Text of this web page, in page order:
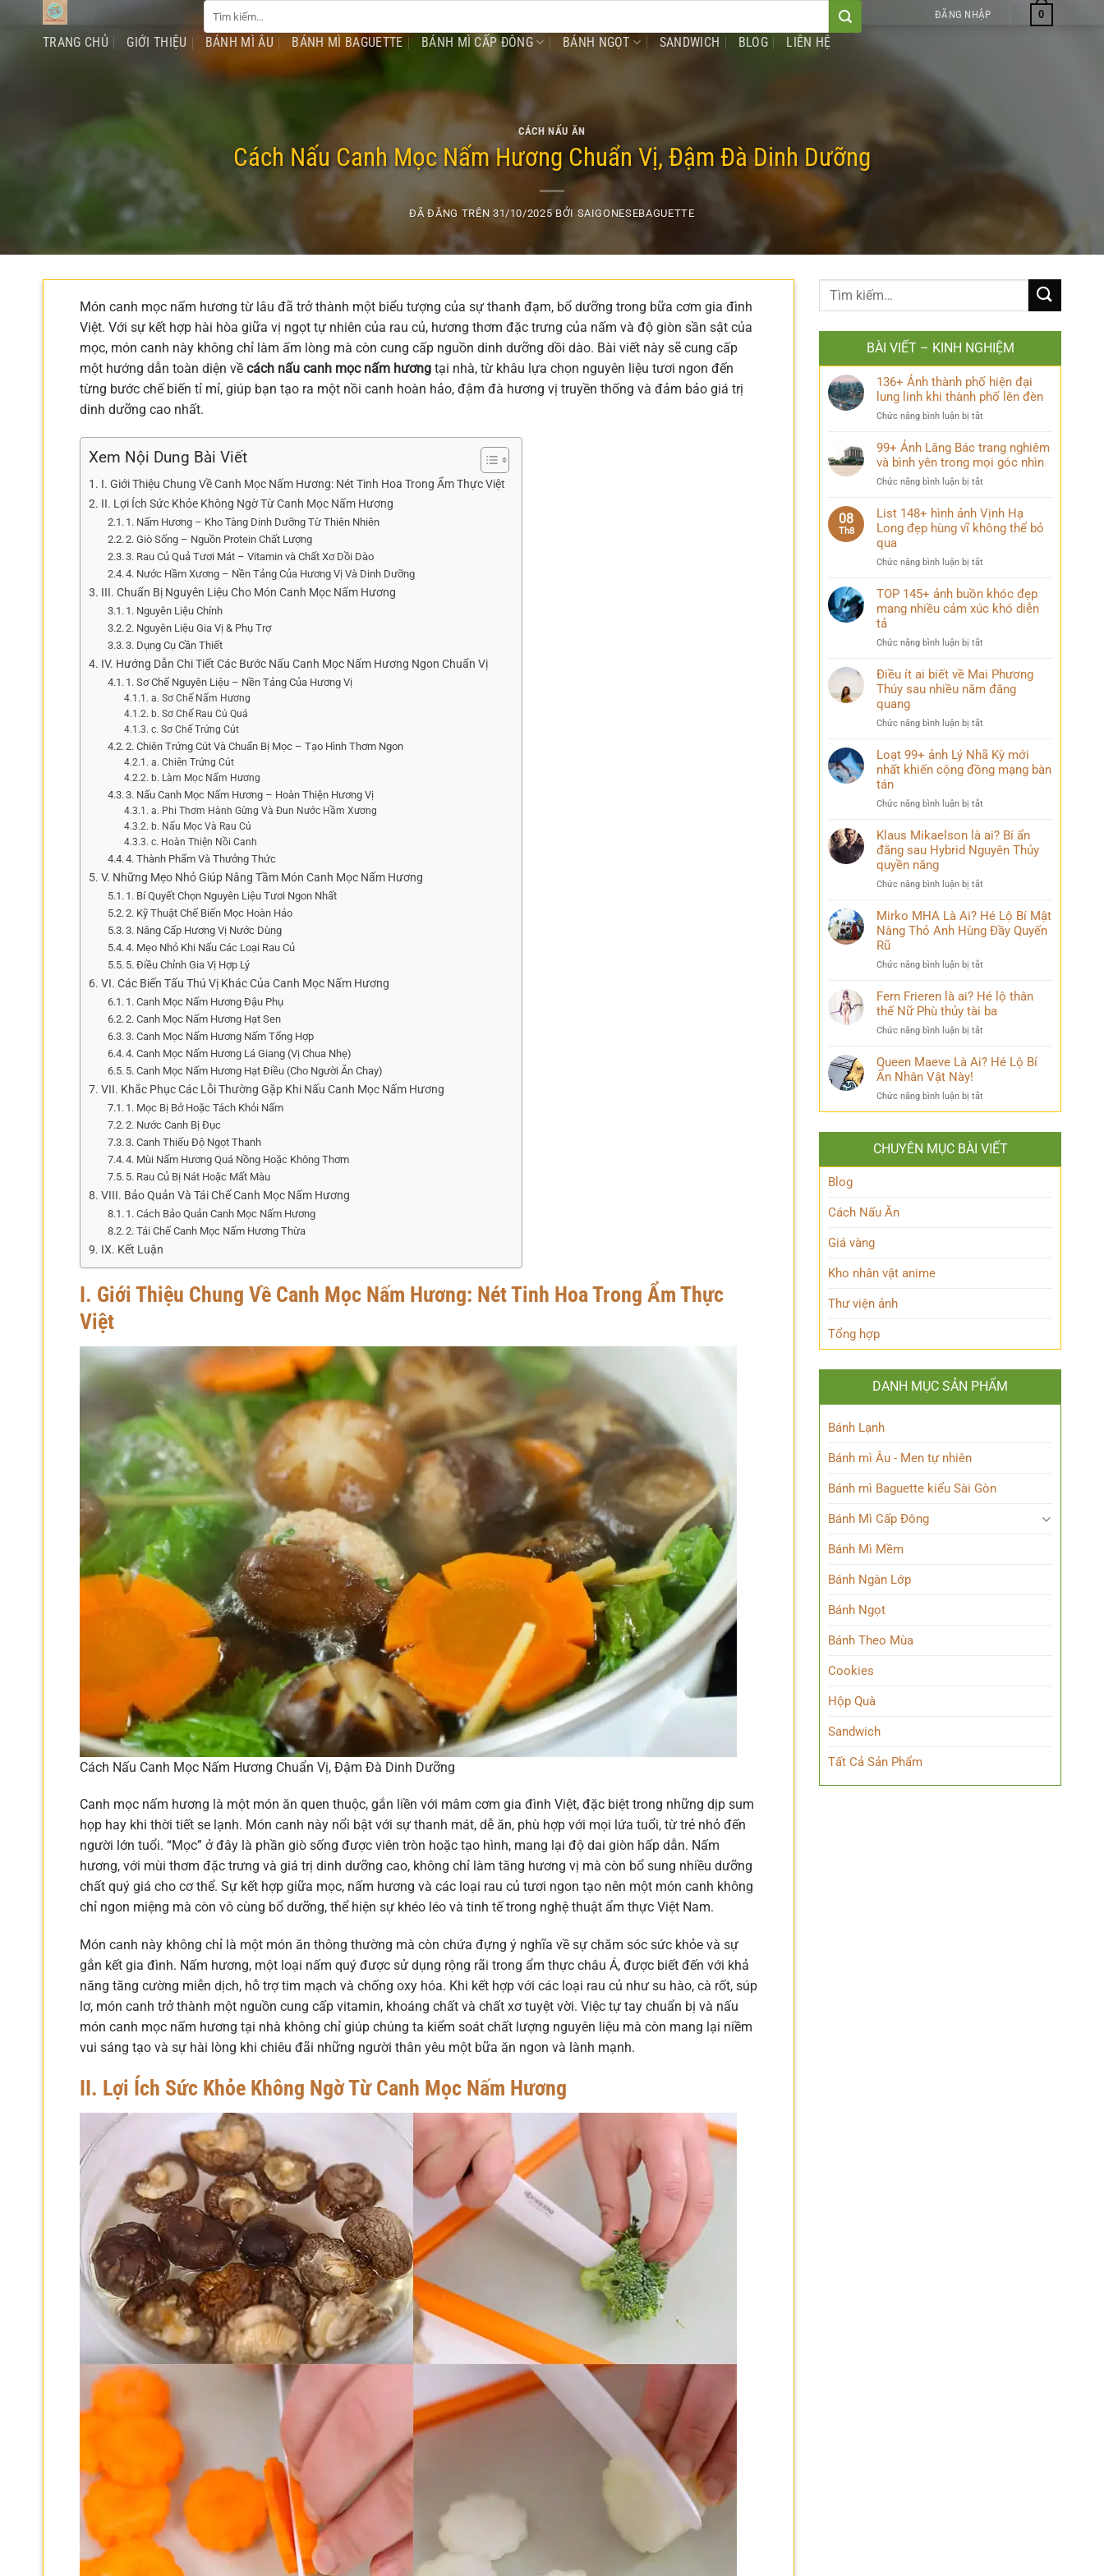
kiếm:
ĐĂNG NHẬP 0
TRANG CHỦ GIỚI THIỆU BÁNH MÌ ÂU BÁNH MÌ BAGUETTE BÁNH MÌ CẤP ĐÔNG BÁNH NGỌT SANDWICH BLOG LIÊN HỆ
CÁCH NẤU ĂN
Cách Nấu Canh Mọc Nấm Hương Chuẩn Vị, Đậm Đà Dinh Dưỡng
ĐÃ ĐĂNG TRÊN 31/10/2025 BỞI SAIGONESEBAGUETTE
Món canh mọc nấm hương từ lâu đã trở thành một biểu tượng của sự thanh đạm, bổ dưỡng trong bữa cơm gia đình
Việt. Với sự kết hợp hài hòa giữa vị ngọt tự nhiên của rau củ, hương thơm đặc trưng của nấm và độ giòn sần sật của
mọc, món canh này không chỉ làm ấm lòng mà còn cung cấp nguồn dinh dưỡng dồi dào. Bài viết này sẽ cung cấp
một hướng dẫn toàn diện về cách nấu canh mọc nấm hương tại nhà, từ khâu lựa chọn nguyên liệu tươi ngon đến
từng bước chế biến tỉ mỉ, giúp bạn tạo ra một nồi canh hoàn hảo, đậm đà hương vị truyền thống và đảm bảo giá trị
dinh dưỡng cao nhất.
Xem Nội Dung Bài Viết
I. Giới Thiệu Chung Về Canh Mọc Nấm Hương: Nét Tinh Hoa Trong Ẩm Thực Việt
II. Lợi Ích Sức Khỏe Không Ngờ Từ Canh Mọc Nấm Hương
1. Nấm Hương – Kho Tàng Dinh Dưỡng Từ Thiên Nhiên
2. Giò Sống – Nguồn Protein Chất Lượng
3. Rau Củ Quả Tươi Mát – Vitamin và Chất Xơ Dồi Dào
4. Nước Hầm Xương – Nền Tảng Của Hương Vị Và Dinh Dưỡng
III. Chuẩn Bị Nguyên Liệu Cho Món Canh Mọc Nấm Hương
1. Nguyên Liệu Chính
2. Nguyên Liệu Gia Vị & Phụ Trợ
3. Dụng Cụ Cần Thiết
IV. Hướng Dẫn Chi Tiết Các Bước Nấu Canh Mọc Nấm Hương Ngon Chuẩn Vị
1. Sơ Chế Nguyên Liệu – Nền Tảng Của Hương Vị
a. Sơ Chế Nấm Hương
b. Sơ Chế Rau Củ Quả
c. Sơ Chế Trứng Cút
2. Chiên Trứng Cút Và Chuẩn Bị Mọc – Tạo Hình Thơm Ngon
a. Chiên Trứng Cút
b. Làm Mọc Nấm Hương
3. Nấu Canh Mọc Nấm Hương – Hoàn Thiện Hương Vị
a. Phi Thơm Hành Gừng Và Đun Nước Hầm Xương
b. Nấu Mọc Và Rau Củ
c. Hoàn Thiện Nồi Canh
4. Thành Phẩm Và Thưởng Thức
V. Những Mẹo Nhỏ Giúp Nâng Tầm Món Canh Mọc Nấm Hương
1. Bí Quyết Chọn Nguyên Liệu Tươi Ngon Nhất
2. Kỹ Thuật Chế Biến Mọc Hoàn Hảo
3. Nâng Cấp Hương Vị Nước Dùng
4. Mẹo Nhỏ Khi Nấu Các Loại Rau Củ
5. Điều Chỉnh Gia Vị Hợp Lý
VI. Các Biến Tấu Thú Vị Khác Của Canh Mọc Nấm Hương
1. Canh Mọc Nấm Hương Đậu Phụ
2. Canh Mọc Nấm Hương Hạt Sen
3. Canh Mọc Nấm Hương Nấm Tổng Hợp
4. Canh Mọc Nấm Hương Lá Giang (Vị Chua Nhẹ)
5. Canh Mọc Nấm Hương Hạt Điều (Cho Người Ăn Chay)
VII. Khắc Phục Các Lỗi Thường Gặp Khi Nấu Canh Mọc Nấm Hương
1. Mọc Bị Bở Hoặc Tách Khỏi Nấm
2. Nước Canh Bị Đục
3. Canh Thiếu Độ Ngọt Thanh
4. Mùi Nấm Hương Quá Nồng Hoặc Không Thơm
5. Rau Củ Bị Nát Hoặc Mất Màu
VIII. Bảo Quản Và Tái Chế Canh Mọc Nấm Hương
1. Cách Bảo Quản Canh Mọc Nấm Hương
2. Tái Chế Canh Mọc Nấm Hương Thừa
IX. Kết Luận
I. Giới Thiệu Chung Về Canh Mọc Nấm Hương: Nét Tinh Hoa Trong Ẩm Thực
Việt
Cách Nấu Canh Mọc Nấm Hương Chuẩn Vị, Đậm Đà Dinh Dưỡng
Canh mọc nấm hương là một món ăn quen thuộc, gắn liền với mâm cơm gia đình Việt, đặc biệt trong những dịp sum
họp hay khi thời tiết se lạnh. Món canh này nổi bật với sự thanh mát, dễ ăn, phù hợp với mọi lứa tuổi, từ trẻ nhỏ đến
người lớn tuổi. “Mọc” ở đây là phần giò sống được viên tròn hoặc tạo hình, mang lại độ dai giòn hấp dẫn. Nấm
hương, với mùi thơm đặc trưng và giá trị dinh dưỡng cao, không chỉ làm tăng hương vị mà còn bổ sung nhiều dưỡng
chất quý giá cho cơ thể. Sự kết hợp giữa mọc, nấm hương và các loại rau củ tươi ngon tạo nên một món canh không
chỉ ngon miệng mà còn vô cùng bổ dưỡng, thể hiện sự khéo léo và tinh tế trong nghệ thuật ẩm thực Việt Nam.
Món canh này không chỉ là một món ăn thông thường mà còn chứa đựng ý nghĩa về sự chăm sóc sức khỏe và sự
gắn kết gia đình. Nấm hương, một loại nấm quý được sử dụng rộng rãi trong ẩm thực châu Á, được biết đến với khả
năng tăng cường miễn dịch, hỗ trợ tim mạch và chống oxy hóa. Khi kết hợp với các loại rau củ như su hào, cà rốt, súp
lơ, món canh trở thành một nguồn cung cấp vitamin, khoáng chất và chất xơ tuyệt vời. Việc tự tay chuẩn bị và nấu
món canh mọc nấm hương tại nhà không chỉ giúp chúng ta kiểm soát chất lượng nguyên liệu mà còn mang lại niềm
vui sáng tạo và sự hài lòng khi chiêu đãi những người thân yêu một bữa ăn ngon và lành mạnh.
II. Lợi Ích Sức Khỏe Không Ngờ Từ Canh Mọc Nấm Hương
BÀI VIẾT – KINH NGHIỆM
136+ Ảnh thành phố hiện đại
lung linh khi thành phố lên đèn
Chức năng bình luận bị tắt
Ảnh
thành
phố
hiện
lung
linh
phố
đèn
99+ Ảnh Lăng Bác trang nghiêm
và bình yên trong mọi góc nhìn
Chức năng bình luận bị tắt
Ảnh
Lăng
nghiêm
bình
yên
góc
08
Th8
List 148+ hình ảnh Vịnh Hạ
Long đẹp hùng vĩ không thể bỏ
qua
Chức năng bình luận bị tắt
148+
hình
Hạ
đẹp
hùng
thể
qua
TOP 145+ ảnh buồn khóc đẹp
mang nhiều cảm xúc khó diễn
tả
Chức năng bình luận bị tắt
145+
ảnh
đẹp
nhiều
cảm
diễn
Điều ít ai biết về Mai Phương
Thúy sau nhiều năm đăng
quang
Chức năng bình luận bị tắt
ít
biết
Mai
Thúy
sau
đăng
Loạt 99+ ảnh Lý Nhã Kỳ mới
nhất khiến cộng đồng mạng bàn
tán
Chức năng bình luận bị tắt
99+
Lý
Kỳ
nhất
khiến
mạng
tán
Klaus Mikaelson là ai? Bí ẩn
đằng sau Hybrid Nguyên Thủy
quyền năng
Chức năng bình luận bị tắt
Mikaelson
ai?
ẩn
sau
Hybrid
Thủy
năng
Mirko MHA Là Ai? Hé Lộ Bí Mật
Nàng Thỏ Anh Hùng Đầy Quyến
Rũ
Chức năng bình luận bị tắt
MHA
Là
Hé
Bí
Hùng
Đầy
Fern Frieren là ai? Hé lộ thân
thế Nữ Phù thủy tài ba
Chức năng bình luận bị tắt
Frieren
Hé
lộ
thế
Nữ
Phù
Queen Maeve Là Ai? Hé Lộ Bí
Ẩn Nhân Vật Này!
Chức năng bình luận bị tắt
Queen
Ai?
Hé
CHUYÊN MỤC BÀI VIẾT
Blog
Cách Nấu Ăn
Giá vàng
Kho nhân vật anime
Thư viện ảnh
Tổng hợp
DANH MỤC SẢN PHẨM
Bánh Lạnh
Bánh mì Âu - Men tự nhiên
Bánh mì Baguette kiểu Sài Gòn
Bánh Mì Cấp Đông
Bánh Mì Mềm
Bánh Ngàn Lớp
Bánh Ngọt
Bánh Theo Mùa
Cookies
Hộp Quà
Sandwich
Tất Cả Sản Phẩm